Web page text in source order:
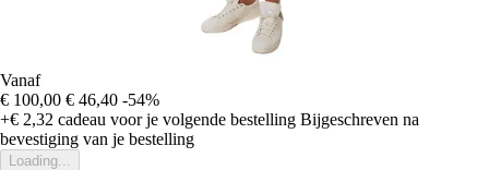
Vanaf
€ 100,00 € 46,40 -54%
+€ 2,32 cadeau voor je volgende bestelling Bijgeschreven na
bevestiging van je bestelling
Loading...